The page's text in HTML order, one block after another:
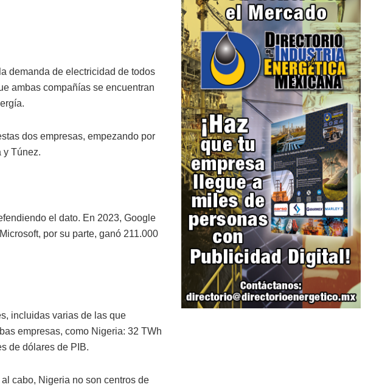
demanda de electricidad de todos
ambas compañías se encuentran
dos empresas, empezando por
y Túnez.
el dato. En 2023, Google
por su parte, ganó 211.000
incluidas varias de las que
empresas, como Nigeria: 32 TWh
de dólares de PIB.
cabo, Nigeria no son centros de